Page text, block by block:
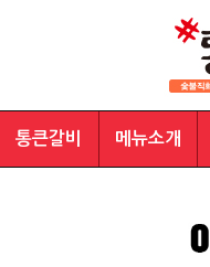
통큰갈비 메뉴소개